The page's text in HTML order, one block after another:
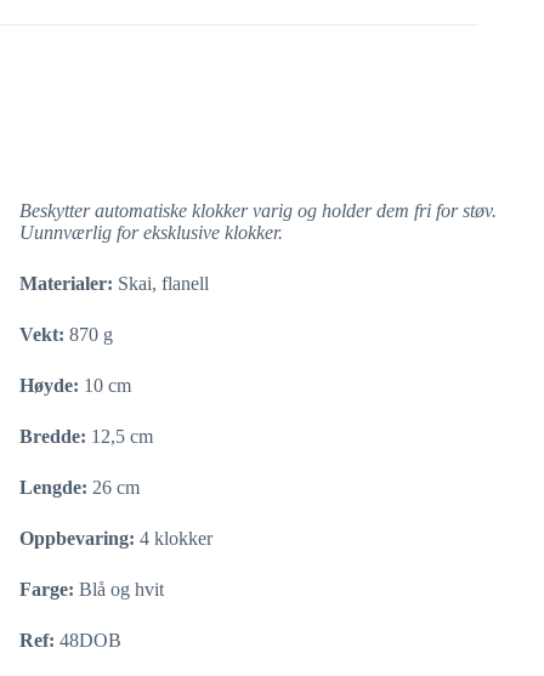
Beskytter automatiske klokker varig og holder dem fri for støv.
Uunnværlig for eksklusive klokker.
Materialer: Skai, flanell
Vekt: 870 g
Høyde: 10 cm
Bredde: 12,5 cm
Lengde: 26 cm
Oppbevaring: 4 klokker
Farge: Blå og hvit
Ref: 48DOB